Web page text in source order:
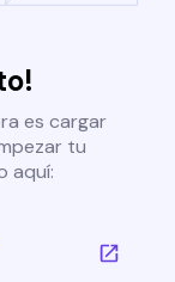
es cargar
tu
aquí: